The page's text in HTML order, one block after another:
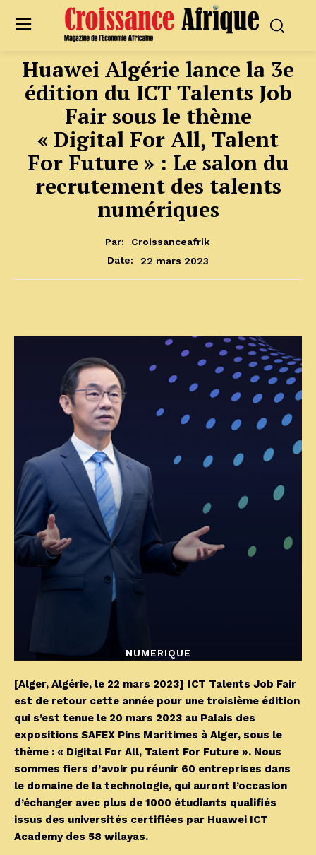
Huawei Algérie lance la 3e
édition du ICT Talents Job
Fair sous le thème
« Digital For All, Talent
For Future » : Le salon du
recrutement des talents
numériques
Par:
Croissanceafrik
Date:
22 mars 2023
NUMERIQUE
[Alger, Algérie, le 22 mars 2023] ICT Talents Job Fair
est de retour cette année pour une troisième édition
qui s’est tenue le 20 mars 2023 au Palais des
expositions SAFEX Pins Maritimes à Alger, sous le
thème : « Digital For All, Talent For Future ». Nous
sommes fiers d’avoir pu réunir 60 entreprises dans
le domaine de la technologie, qui auront l’occasion
d’échanger avec plus de 1000 étudiants qualifiés
issus des universités certifiées par Huawei ICT
Academy des 58 wilayas.